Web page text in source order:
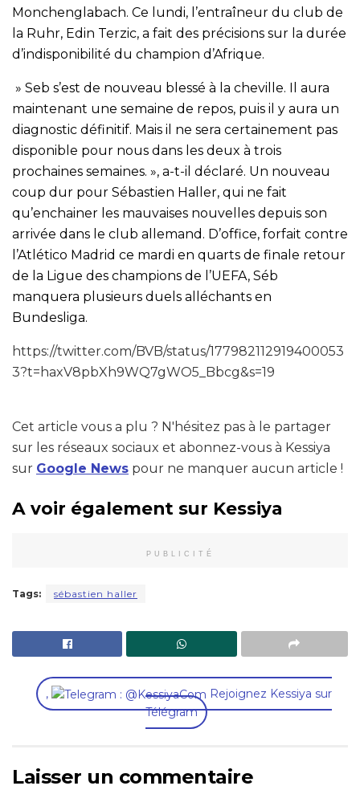
Monchenglabach. Ce lundi, l’entraîneur du club de
la Ruhr, Edin Terzic, a fait des précisions sur la durée
d’indisponibilité du champion d’Afrique.
» Seb s’est de nouveau blessé à la cheville. Il aura
maintenant une semaine de repos, puis il y aura un
diagnostic définitif. Mais il ne sera certainement pas
disponible pour nous dans les deux à trois
prochaines semaines. », a-t-il déclaré. Un nouveau
coup dur pour Sébastien Haller, qui ne fait
qu’enchainer les mauvaises nouvelles depuis son
arrivée dans le club allemand. D’office, forfait contre
l’Atlético Madrid ce mardi en quarts de finale retour
de la Ligue des champions de l’UEFA, Séb
manquera plusieurs duels alléchants en
Bundesliga.
https://twitter.com/BVB/status/177982112919400053
3?t=haxV8pbXh9WQ7gWO5_Bbcg&s=19
Cet article vous a plu ? N'hésitez pas à le partager
sur les réseaux sociaux et abonnez-vous à Kessiya
sur Google News pour ne manquer aucun article !
A voir également sur Kessiya
PUBLICITÉ
Tags: sébastien haller
,
Rejoignez Kessiya sur
Télégram
Laisser un commentaire